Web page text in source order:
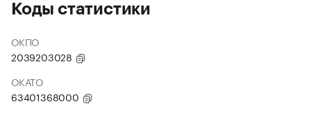
Коды статистики
ОКПО
2039203028
ОКАТО
63401368000